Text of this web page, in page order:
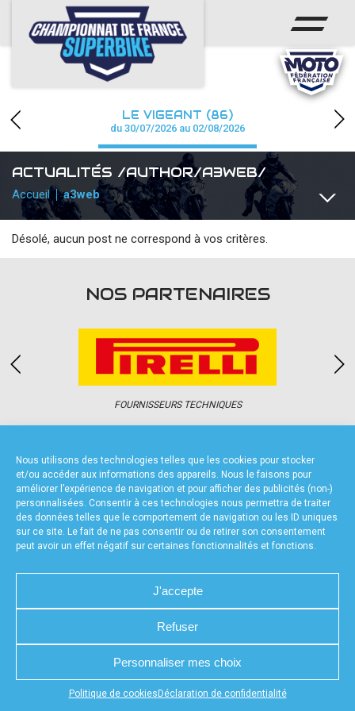
Nous utilisons des technologies telles que les cookies pour stocker
et/ou accéder aux informations des appareils. Nous le faisons pour
améliorer l’expérience de navigation et pour afficher des publicités (non-)
personnalisées. Consentir à ces technologies nous permettra de traiter
des données telles que le comportement de navigation ou les ID uniques
sur ce site. Le fait de ne pas consentir ou de retirer son consentement
peut avoir un effet négatif sur certaines fonctionnalités et fonctions.
J'accepte
Refuser
Personnaliser mes choix
Politique de cookies Déclaration de confidentialité
Appuyez sur le bouton partager en bas de votre
ACCUEIL
CHAMPIONNAT
CALENDRIER
RÉSULTATS
PHOTOS / WEB TV
PARTENAIRES
accéder à la billetterie
LE VIGEANT (86)
du 30/07/2026 au 02/08/2026
ACTUALITÉS /AUTHOR/A3WEB/
Accueil a3web
Désolé, aucun post ne correspond à vos critères.
NOS PARTENAIRES
FOURNISSEURS TECHNIQUES
CHARTE DE CONFIDENTIALITÉ
NOUS CONTACTER
MENTIONS LÉGALES
RÉALISÉ PAR L’AGENCE WEB A3WEB
POLITIQUE DE COOKIES (UE)
DÉCLARATION DE CONFIDENTIALITÉ (UE)